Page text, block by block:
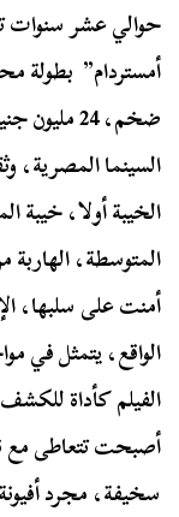
حوالي عشر
أمستردام” بطولة
ضخم، 24
السينما
الخيبة أولا، خيبة
المتوسطة،
أمنت على سلبها،
الواقع، يتمثل في
الفيلم كأداة
أصبحت تتعاطى مع
سخيفة، مجرد